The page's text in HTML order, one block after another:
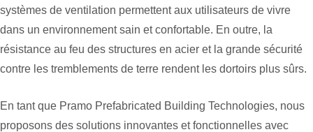
systèmes de ventilation permettent aux utilisateurs de vivre
dans un environnement sain et confortable. En outre, la
résistance au feu des structures en acier et la grande sécurité
contre les tremblements de terre rendent les dortoirs plus sûrs.
En tant que Pramo Prefabricated Building Technologies, nous
proposons des solutions innovantes et fonctionnelles avec